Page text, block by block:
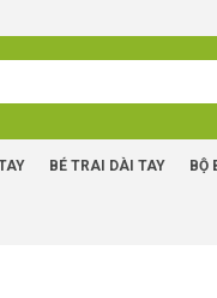
BÉ TRAI DÀI TAY BỘ